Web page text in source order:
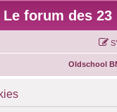
Le forum des 23
Oldschool